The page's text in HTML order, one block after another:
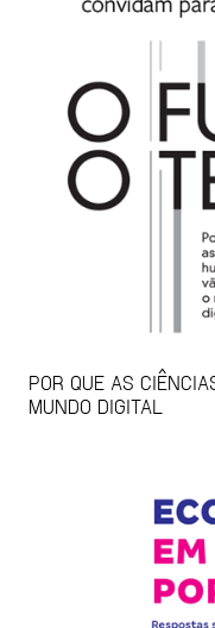
POR QUE AS
MUNDO DIGITAL